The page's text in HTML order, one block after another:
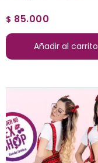
$ 85.000
Añadir al carrito